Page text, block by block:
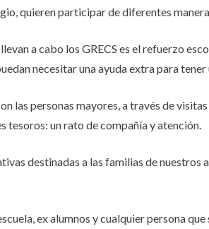
quieren participar de diferentes
a cabo los GRECS es el refuerzo
necesitar una ayuda extra para
las personas mayores, a través de
tesoros: un rato de compañía y atención.
destinadas a las familias de nuestros
ex alumnos y cualquier persona